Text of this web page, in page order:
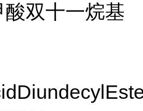
双十一烷基